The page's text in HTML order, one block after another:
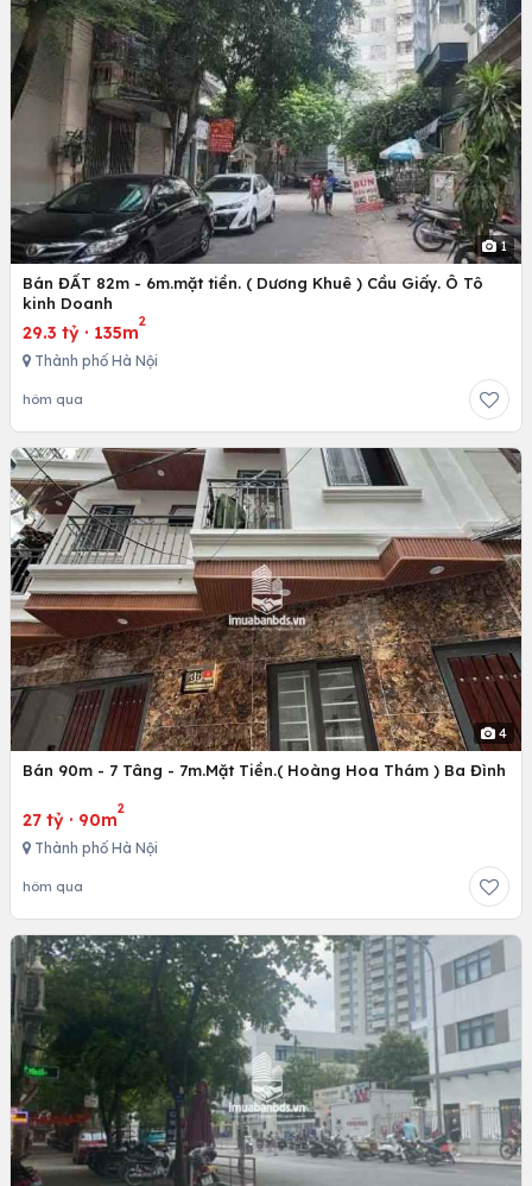
1
Bán ĐẤT 82m - 6m.mặt tiền. ( Dương Khuê ) Cầu Giấy. Ô Tô
kinh Doanh
29.3 tỷ · 135m
2
Thành phố Hà Nội
hôm qua
4
Bán 90m - 7 Tâng - 7m.Mặt Tiền.( Hoàng Hoa Thám ) Ba Đình
27 tỷ · 90m
2
Thành phố Hà Nội
hôm qua